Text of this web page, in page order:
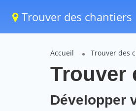
Trouver des chantiers
Accueil Trouver des
Trouver
Développer